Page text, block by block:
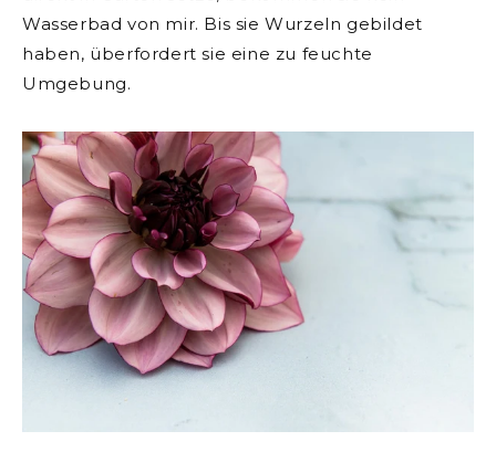
Wasserbad von mir. Bis sie Wurzeln gebildet
haben, überfordert sie eine zu feuchte
Umgebung.